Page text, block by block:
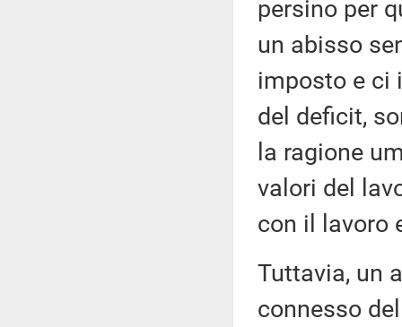
persino per
un abisso
imposto e ci
del deficit,
la ragione
valori del
con il lavoro
Tuttavia, un
connesso